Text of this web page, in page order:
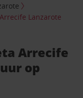
Lanzarote
Arrecife
op